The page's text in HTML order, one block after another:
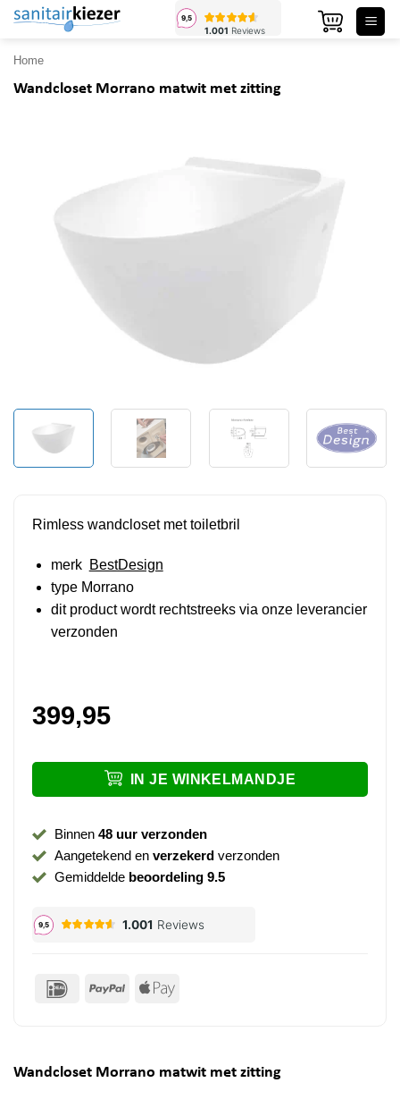
Ga
inhoud
Home
Wandcloset Morrano matwit met zitting
Rimless wandcloset met toiletbril
merk BestDesign
type Morrano
dit product wordt rechtstreeks via onze leverancier
verzonden
399,95
IN JE WINKELMANDJE
Binnen 48 uur verzonden
Aangetekend en verzekerdverzonden
Gemiddelde beoordeling 9.5
IDeal PayPal Apple
Wandcloset Morrano matwit met zitting